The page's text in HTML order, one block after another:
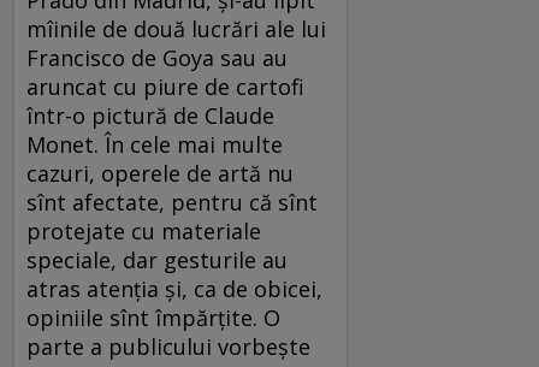
mîinile de două lucrări ale lui
Francisco de Goya sau au
aruncat cu piure de cartofi
într-o pictură de Claude
Monet. În cele mai multe
cazuri, operele de artă nu
sînt afectate, pentru că sînt
protejate cu materiale
speciale, dar gesturile au
atras atenția și, ca de obicei,
opiniile sînt împărțite. O
parte a publicului vorbește